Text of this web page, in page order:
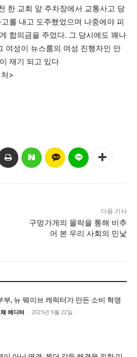
한 교회 앞 주차장에서 교통사고 당
를 내고 도주했었으며 나중에야 피
합의금을 주었다. 그 당시에도 꽤나
여성이 뉴스룸의 여성 진행자인 안
재기 되고 있다
>
다음 기사
구멍가게의 몰락을 통해 비추
어 본 우리 사회의 민낯
부, 뉴 웨이브 캐릭터가 만든 소비 혁명
에디터 - 2025년 9월 22일